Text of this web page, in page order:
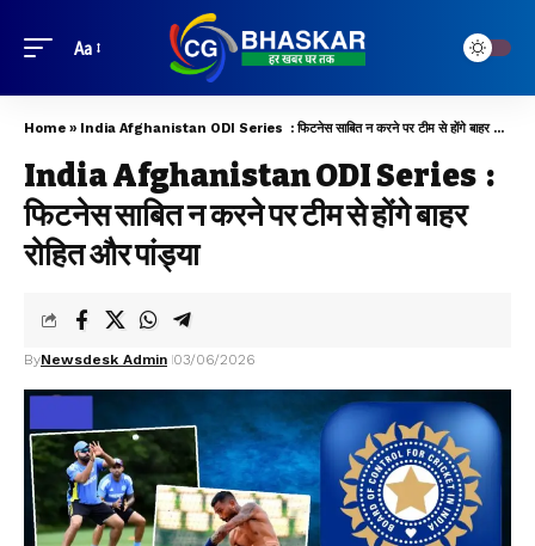
Aa
Home » India Afghanistan ODI Series : फिटनेस साबित न करने पर टीम से होंगे बाहर रोहित और पांड्या
India Afghanistan ODI Series :
फिटनेस साबित न करने पर टीम से होंगे बाहर
रोहित और पांड्या
ByNewsdesk Admin 03/06/2026